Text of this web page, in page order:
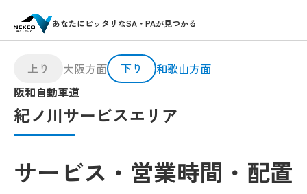
あなたにピッタリなSA・PAが見つかる
阪和自動車道
紀ノ川サービスエリア
上り 大阪方面 下り 和歌山方面
サービス・営業時間・配置